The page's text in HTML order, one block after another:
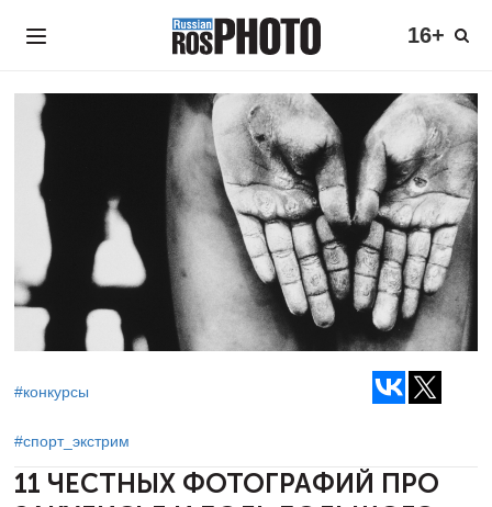
16+
#конкурсы
#спорт_экстрим
11 ЧЕСТНЫХ ФОТОГРАФИЙ ПРО